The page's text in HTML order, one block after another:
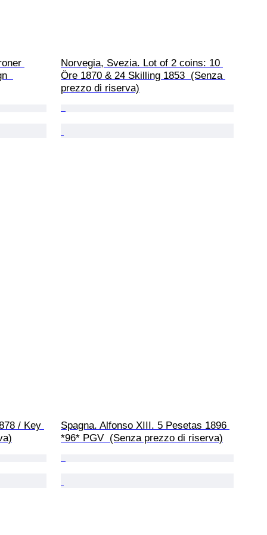
Norvegia, Svezia. Lot of 2 coins: 10
Öre 1870 & 24 Skilling 1853  (Senza
prezzo di riserva)
/ Key
Spagna. Alfonso XIII. 5 Pesetas 1896
*96* PGV  (Senza prezzo di riserva)